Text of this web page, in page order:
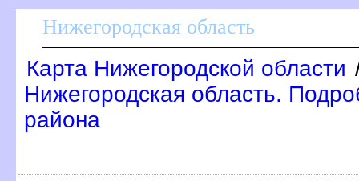
Нижегородская область
Карта Нижегородской области
Нижегородская область.
района